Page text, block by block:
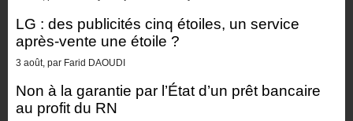
LG : des publicités cinq étoiles, un service
après-vente une étoile ?
3 août, par Farid DAOUDI
Non à la garantie par l’État d’un prêt bancaire
au profit du RN